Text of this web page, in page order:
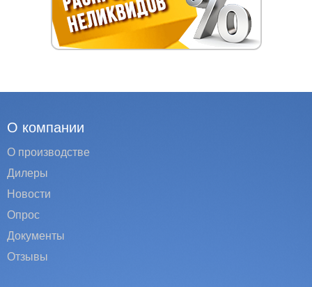
О компании
О производстве
Дилеры
Новости
Опрос
Документы
Отзывы